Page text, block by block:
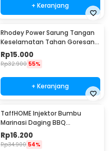
+ Keranjang
Rhodey Power Sarung Tangan
Keselamatan Tahan Goresan
Pisau - EN388
Rp15.000
Rp32.900 55%
+ Keranjang
TaffHOME Injektor Bumbu
Marinasi Daging BBQ
Seasoning Injector - HC117
Rp16.200
Rp34.900 54%